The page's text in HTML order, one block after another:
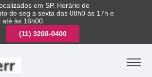
em SP. Horário de
de seg a sexta das 08h0 às 17h e
às 16h00.
(11) 3208-0400